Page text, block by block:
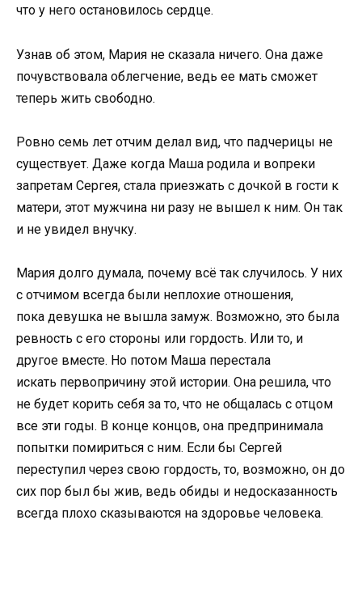
что у него остановилось сердце.
Узнав об этом, Мария не сказала ничего. Она даже
почувствовала облегчение, ведь ее мать сможет
теперь жить свободно.
Ровно семь лет отчим делал вид, что падчерицы не
существует. Даже когда Маша родила и вопреки
запретам Сергея, стала приезжать с дочкой в гости к
матери, этот мужчина ни разу не вышел к ним. Он так
и не увидел внучку.
Мария долго думала, почему всё так случилось. У них
с отчимом всегда были неплохие отношения,
пока девушка не вышла замуж. Возможно, это была
ревность с его стороны или гордость. Или то, и
другое вместе. Но потом Маша перестала
искать первопричину этой истории. Она решила, что
не будет корить себя за то, что не общалась с отцом
все эти годы. В конце концов, она предпринимала
попытки помириться с ним. Если бы Сергей
переступил через свою гордость, то, возможно, он до
сих пор был бы жив, ведь обиды и недосказанность
всегда плохо сказываются на здоровье человека.